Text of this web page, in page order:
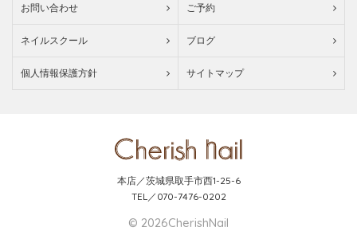
お問い合わせ ご予約
ネイルスクール ブログ
個人情報保護方針 サイトマップ
本店／茨城県取手市西1-25-6
TEL／070-7476-0202
© 2026CherishNail